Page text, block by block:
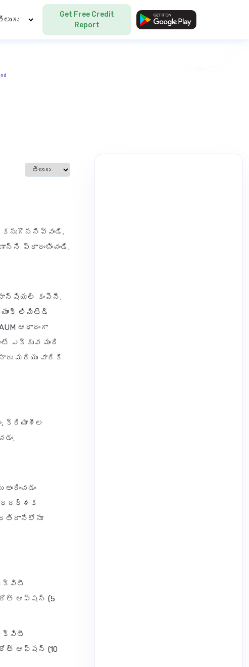
Language
Get Free Credit
Report
Select language
ప్రారంభించండి.
కంపెనీ.
లిమిటెడ్
ఆధారంగా
ఎక్కువ మంది
మరియు వారికి
క్రియాశీల
ఆప్షన్ (5
ఆప్షన్ (10